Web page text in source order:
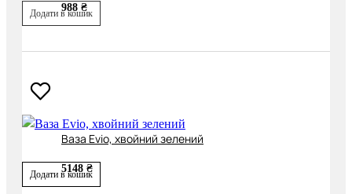
988 ₴
Додати в кошик
Ваза Evio, хвойний зелений
5148 ₴
Додати в кошик